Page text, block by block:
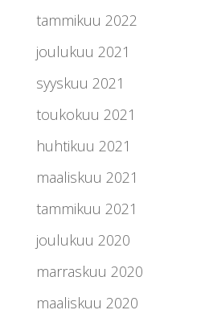
tammikuu 2022
joulukuu 2021
syyskuu 2021
toukokuu 2021
huhtikuu 2021
maaliskuu 2021
tammikuu 2021
joulukuu 2020
marraskuu 2020
maaliskuu 2020